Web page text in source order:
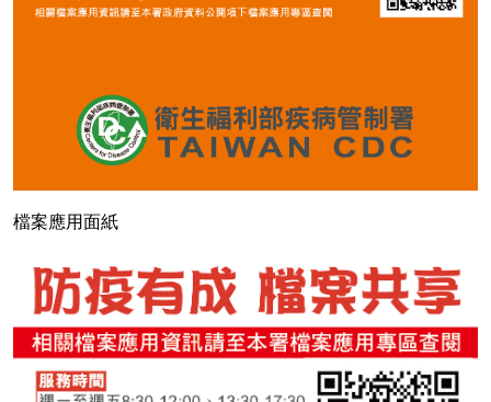
檔案應用面紙